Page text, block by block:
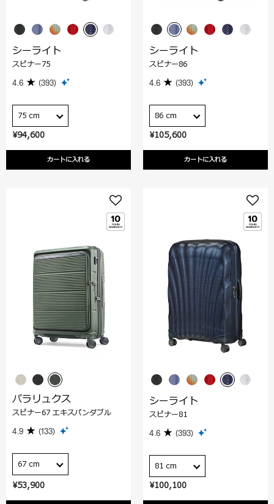
¥94,600
カートに入れる
シーライト
スピナー75
4.6 (393)
75 cm
¥105,600
カートに入れる
シーライト
スピナー86
4.6 (393)
86 cm
¥53,900
パラリュクス
スピナー67 エキスパンダブル
4.9 (133)
67 cm
¥100,100
シーライト
スピナー81
4.6 (393)
81 cm